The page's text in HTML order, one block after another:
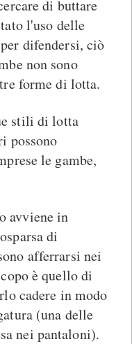
di buttare
l'uso delle
difendersi, ciò
non sono
forme di lotta.
stili di lotta
possono
le gambe,
avviene in
di
afferrarsi nei
è quello di
cadere in modo
(una delle
nei pantaloni).